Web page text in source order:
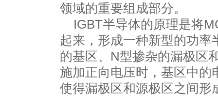
领域的重要组成部分。
IGBT半导体的原理是将
起来，形成一种新型的功率
的基区、N型掺杂的漏极区
施加正向电压时，基区中的
使得漏极区和源极区之间形